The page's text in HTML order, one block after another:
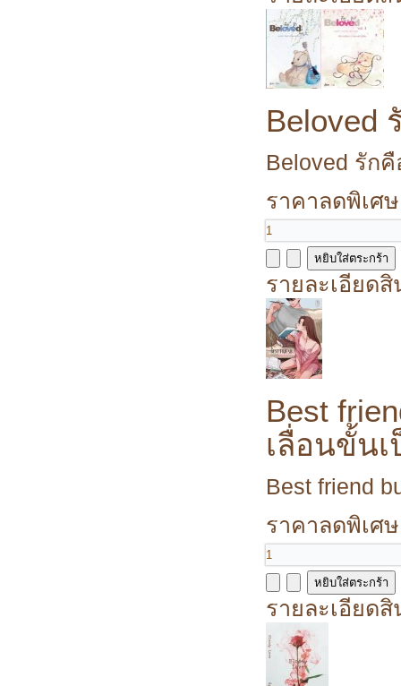
Beloved
Beloved รัก
ราคาลดพิเศ
รายละเอียด
Best
เลื่อนขั้น
Best friend
ราคาลดพิเศ
รายละเอียด